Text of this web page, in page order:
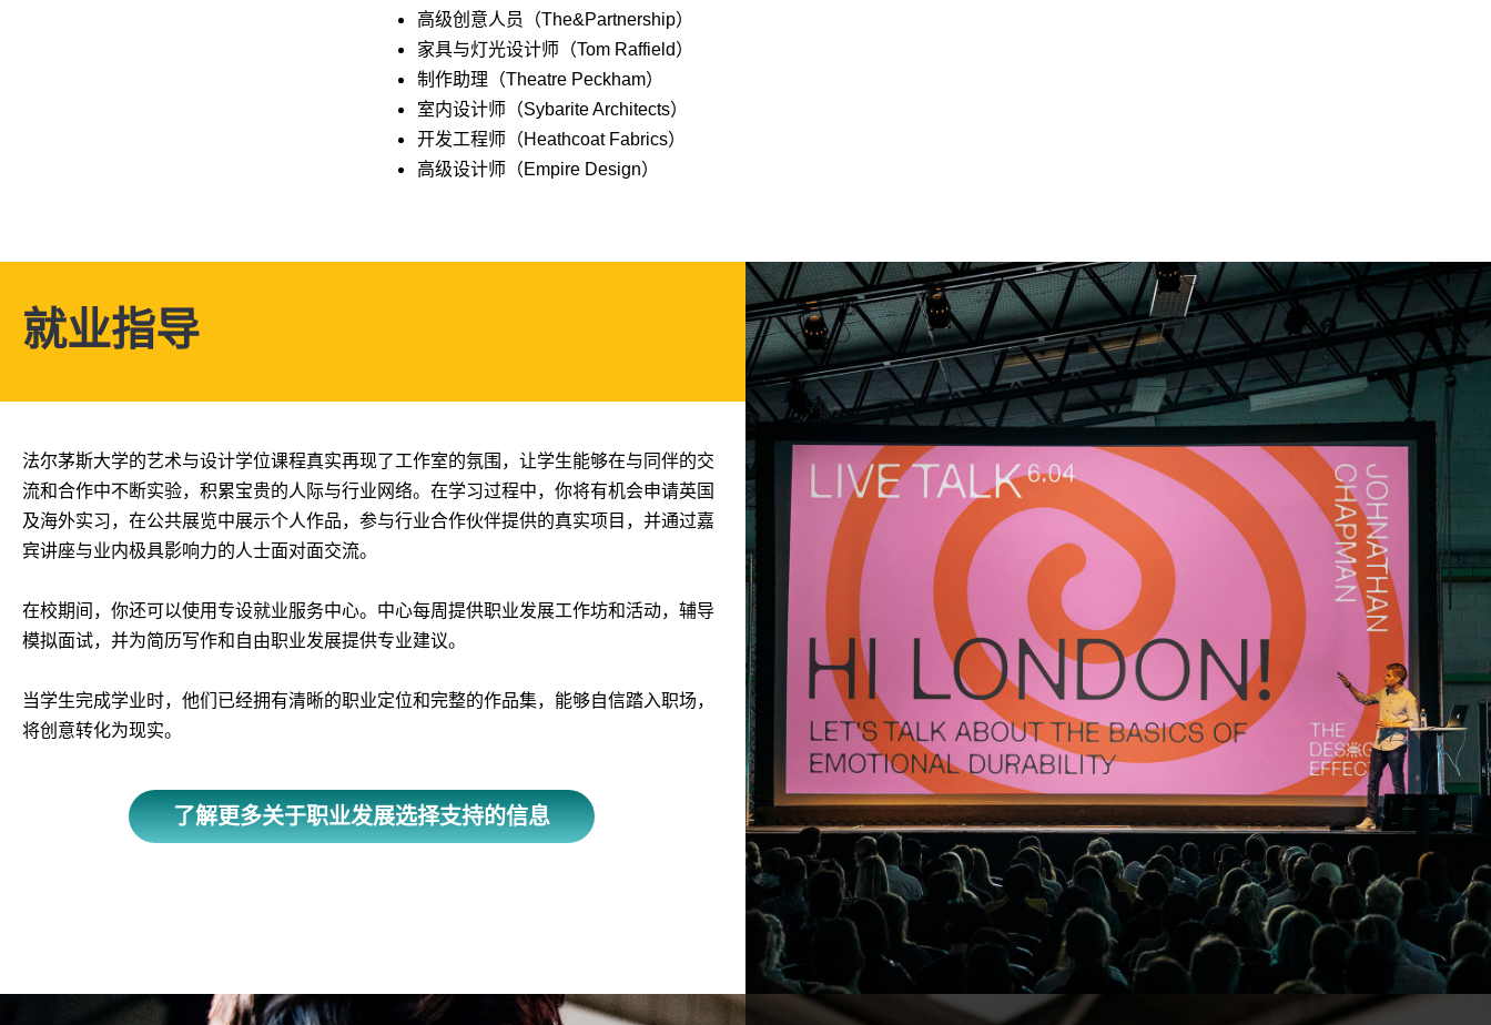
高级创意人员（The&Partnership）
家具与灯光设计师（Tom Raffield）
制作助理（Theatre Peckham）
室内设计师（Sybarite Architects）
开发工程师（Heathcoat Fabrics）
高级设计师（Empire Design）
就业指导
法尔茅斯大学的艺术与设计学位课程真实再现了工作室的氛围，让学生能够在与同伴的交
流和合作中不断实验，积累宝贵的人际与行业网络。在学习过程中，你将有机会申请英国
及海外实习，在公共展览中展示个人作品，参与行业合作伙伴提供的真实项目，并通过嘉
宾讲座与业内极具影响力的人士面对面交流。
在校期间，你还可以使用专设就业服务中心。中心每周提供职业发展工作坊和活动，辅导
模拟面试，并为简历写作和自由职业发展提供专业建议。
当学生完成学业时，他们已经拥有清晰的职业定位和完整的作品集，能够自信踏入职场，
将创意转化为现实。
了解更多关于职业发展选择支持的信息